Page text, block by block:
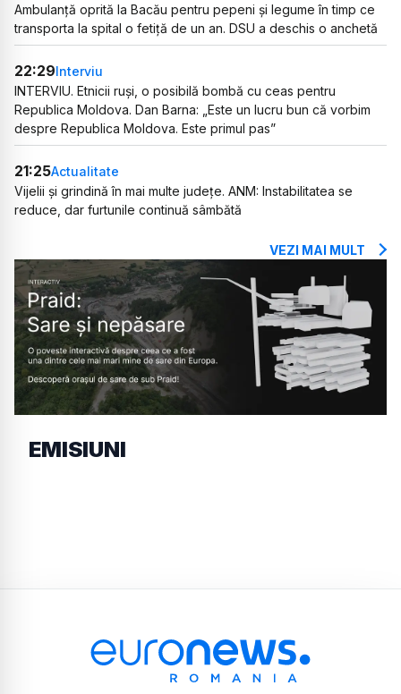
Ambulanță oprită la Bacău pentru pepeni și legume în timp ce
transporta la spital o fetiță de un an. DSU a deschis o anchetă
22:29Interviu
INTERVIU. Etnicii ruși, o posibilă bombă cu ceas pentru
Republica Moldova. Dan Barna: „Este un lucru bun că vorbim
despre Republica Moldova. Este primul pas”
21:25Actualitate
Vijelii și grindină în mai multe județe. ANM: Instabilitatea se
reduce, dar furtunile continuă sâmbătă
VEZI MAI MULT
EMISIUNI